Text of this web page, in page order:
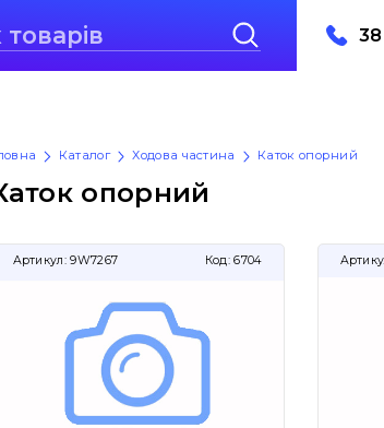
Каталог Ходова частина Каток опорний
опорний
Артикул: 9W7267 Код: 6704